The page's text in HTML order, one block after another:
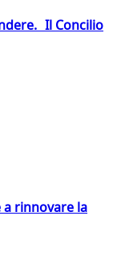
Il Concilio
a rinnovare la